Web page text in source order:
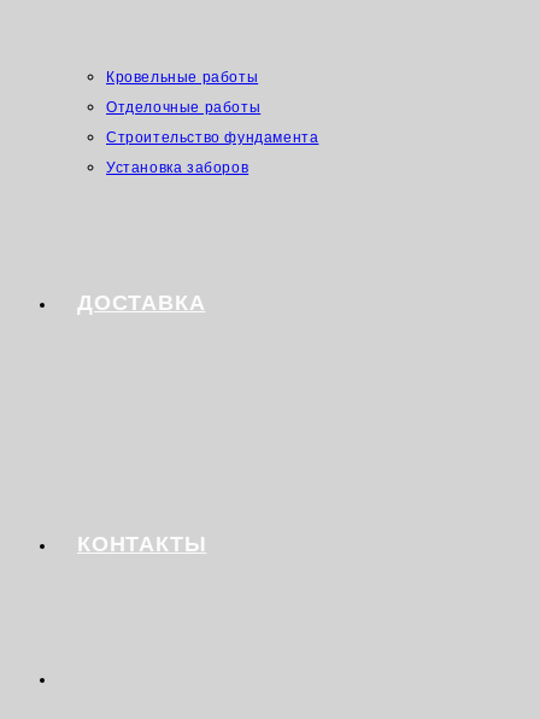
Кровельные работы
Отделочные работы
Строительство фундамента
Установка заборов
ДОСТАВКА
КОНТАКТЫ